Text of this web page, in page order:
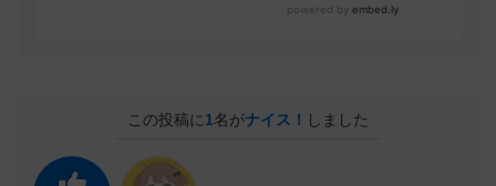
この投稿に1名がナイス！ しました